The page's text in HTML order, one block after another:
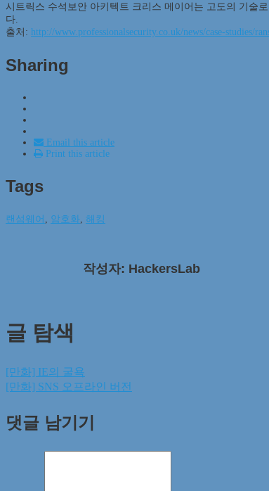
시트릭스 수석보안 아키텍트 크리스 메이어는 고도의 기술
다.
출처: http://www.professionalsecurity.co.uk/news/case-studies/
Sharing
Email this article
Print this article
Tags
랜섬웨어 암호화 해킹
작성자: HackersLab
글 탐색
[만화] IE의 굴욕
[만화] SNS 오프라인 버전
댓글 남기기